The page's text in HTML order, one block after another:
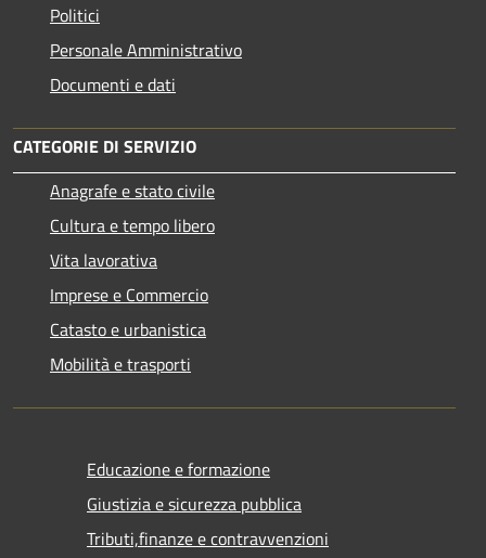
Politici
Personale Amministrativo
Documenti e dati
CATEGORIE DI SERVIZIO
Anagrafe e stato civile
Cultura e tempo libero
Vita lavorativa
Imprese e Commercio
Catasto e urbanistica
Mobilità e trasporti
Educazione e formazione
Giustizia e sicurezza pubblica
Tributi,finanze e contravvenzioni